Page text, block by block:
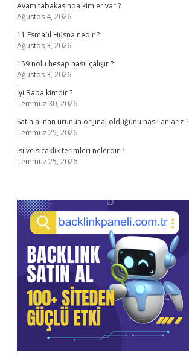
Avam tabakasında kimler var ?
Ağustos 4, 2026
11 Esmaül Hüsna nedir ?
Ağustos 3, 2026
159 nolu hesap nasıl çalışır ?
Ağustos 3, 2026
İyi Baba kimdir ?
Temmuz 30, 2026
Satın alınan ürünün orijinal olduğunu nasıl anlarız ?
Temmuz 25, 2026
Isı ve sıcaklık terimleri nelerdir ?
Temmuz 25, 2026